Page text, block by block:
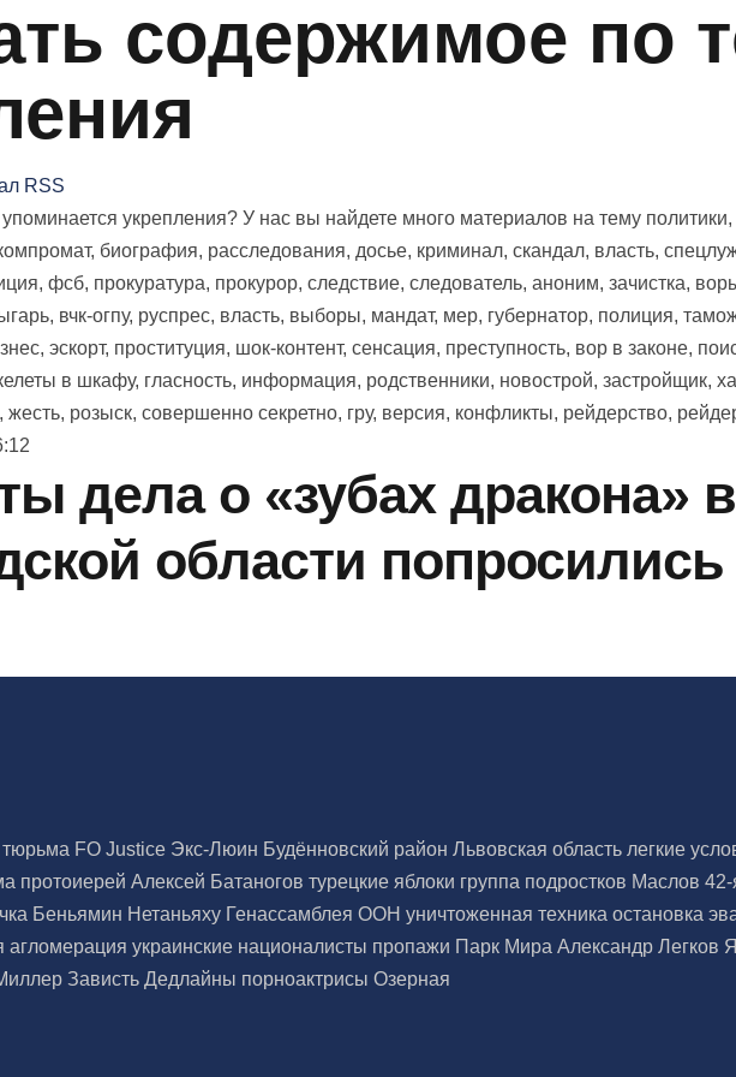
содержимое по
RSS
укрепления? У нас вы найдете много материалов на тему политики,
биография, расследования, досье, криминал, скандал, власть,
фсб, прокуратура, прокурор, следствие, следователь, аноним, зачистка,
вчк-огпу, руспрес, власть, выборы, мандат, мер, губернатор, полиция,
эскорт, проституция, шок-контент, сенсация, преступность, вор в законе,
в шкафу, гласность, информация, родственники, новострой, застройщик,
жесть, розыск, совершенно секретно, гру, версия, конфликты, рейдерство,
дела о «зубах дракона» в
области
FO Justice Экс-Люин Будённовский районЛьвовская область легкие
протоиерей Алексей Батаноговтурецкие яблоки группа подростков Маслов42-
Беньямин Нетаньяху Генассамблея ООНуничтоженная техникаостановка
агломерацияукраинские националисты пропажи Парк МираАлександр Легков
ЗавистьДедлайны порноактрисыОзерная